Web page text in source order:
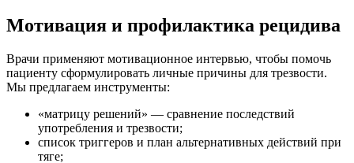
Мотивация и профилактика рецидива
Врачи применяют мотивационное интервью, чтобы помочь
пациенту сформулировать личные причины для трезвости.
Мы предлагаем инструменты:
«матрицу решений» — сравнение последствий
употребления и трезвости;
список триггеров и план альтернативных действий при
тяге;